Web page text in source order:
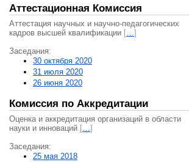
Аттестационная Комиссия
Аттестация научных и научно-педагогических
кадров высшей квалификации […]
Заседания:
30 октября 2020
31 июля 2020
26 июня 2020
Комиссия по Аккредитации
Оценка и аккредитация организаций в области
науки и инноваций […]
Заседания:
25 мая 2018